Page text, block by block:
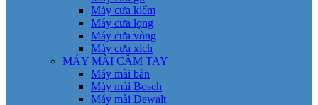
Máy cưa kiếm
Máy cưa lọng
Máy cưa vòng
Máy cưa xích
MÁY MÀI CẦM TAY
Máy mài bàn
Máy mài Bosch
Máy mài Dewalt